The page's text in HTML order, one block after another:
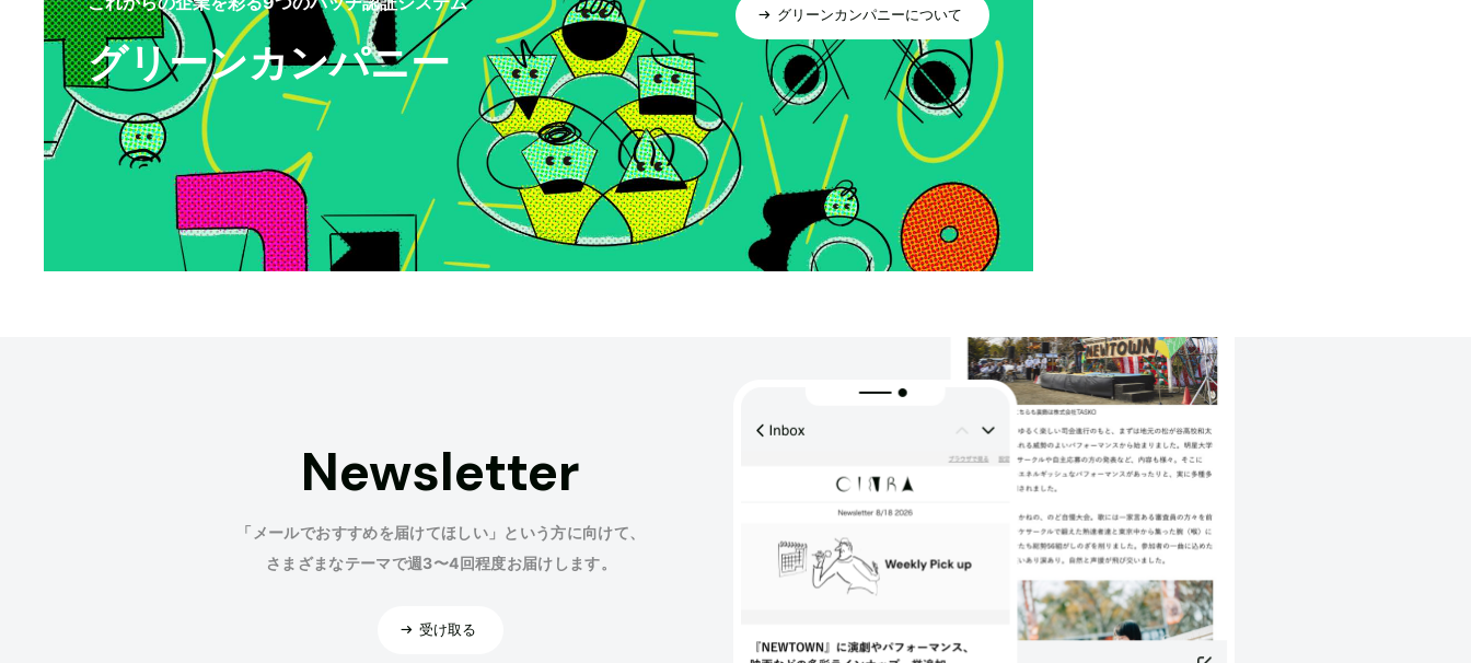
グリーンカンパニー
グリーンカンパニーについて
Newsletter
「メールでおすすめを届けてほしい」という方に向けて、
さまざまなテーマで週3〜4回程度お届けします。
受け取る